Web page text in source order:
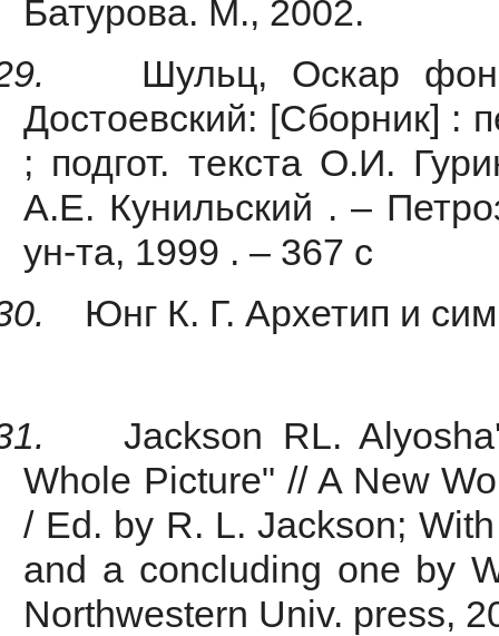
Батурова. М., 2002.
Шульц, Оскар
Достоевский: [Сборник] :
; подгот. текста О.И.
А.Е. Кунильский . –
ун-та, 1999 . – 367 с
Юнг К. Г. Архетип и
Jackson RL.
Whole Picture" // A New
/ Ed. by R. L. Jackson;
and a concluding one by
Northwestern Univ. press,